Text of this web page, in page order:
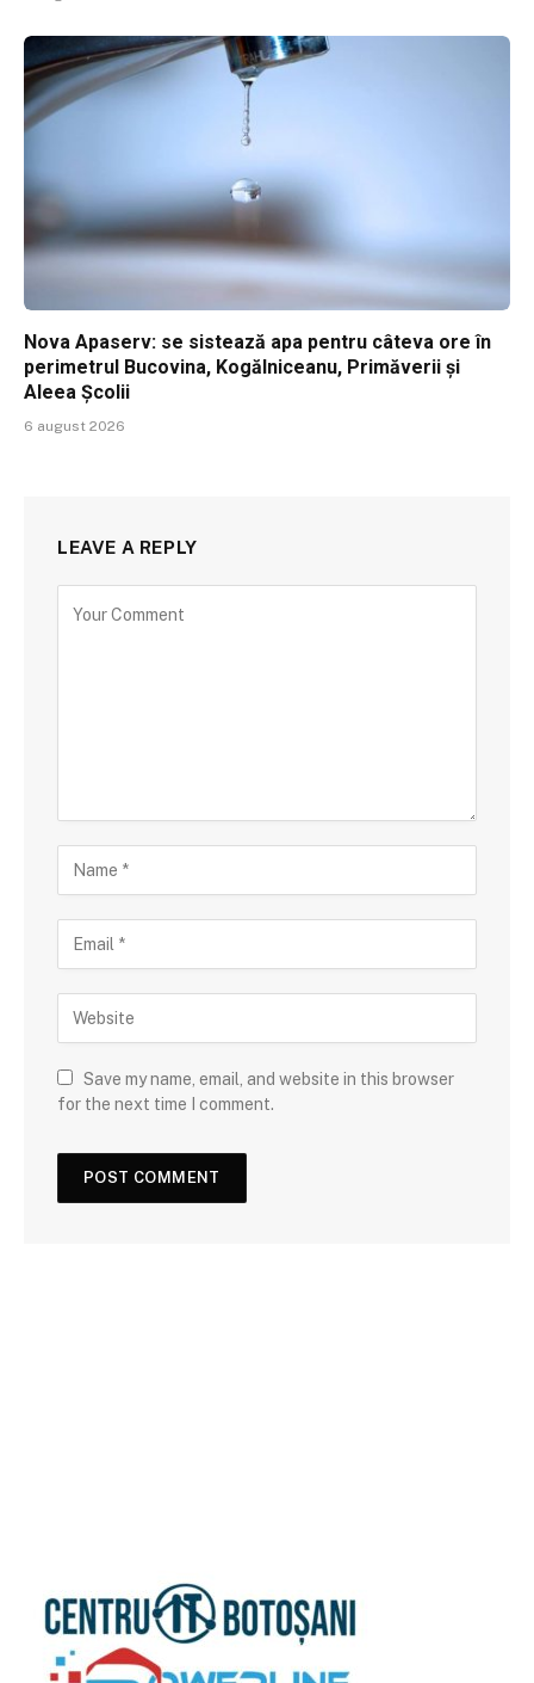
Nova Apaserv: se sistează apa pentru câteva ore în
perimetrul Bucovina, Kogălniceanu, Primăverii și
Aleea Școlii
6 august 2026
LEAVE A REPLY
Save my name, email, and website in this browser
for the next time I comment.